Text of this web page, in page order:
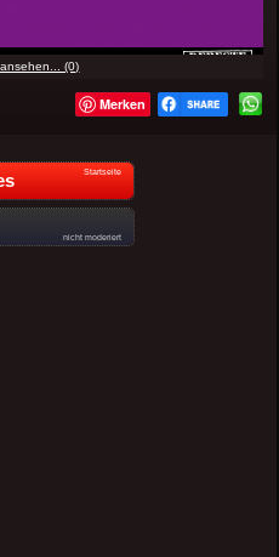
(0)
Merken
Startseite
nicht moderiert